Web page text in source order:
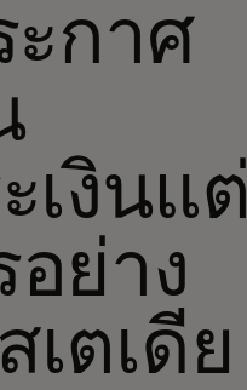
ะกาศ
เงินแต่
ย่าง
ตเดีย